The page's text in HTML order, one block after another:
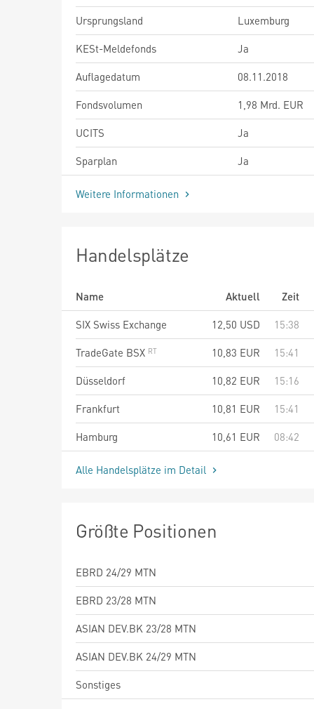
Ursprungsland
Luxemburg
KESt-Meldefonds
Ja
Auflagedatum
08.11.2018
Fondsvolumen
1,98 Mrd. EUR
UCITS
Ja
Sparplan
Ja
Weitere Informationen
Handelsplätze
Name Aktuell
Zeit
SIX Swiss Exchange
12,50 USD
15:38
TradeGate BSX
10,83 EUR
15:41
Düsseldorf
10,82 EUR
15:16
Frankfurt
10,81 EUR
15:41
Hamburg
10,61 EUR 08:42
Alle Handelsplätze im Detail
Größte Positionen
EBRD 24/29 MTN
EBRD 23/28 MTN
ASIAN DEV.BK 23/28 MTN
ASIAN DEV.BK 24/29 MTN
Sonstiges